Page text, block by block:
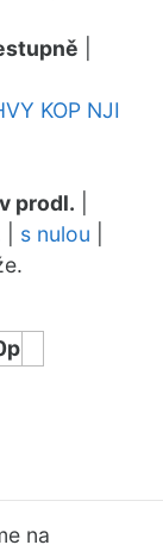
KOP NJI
prodl.
s nulou
na